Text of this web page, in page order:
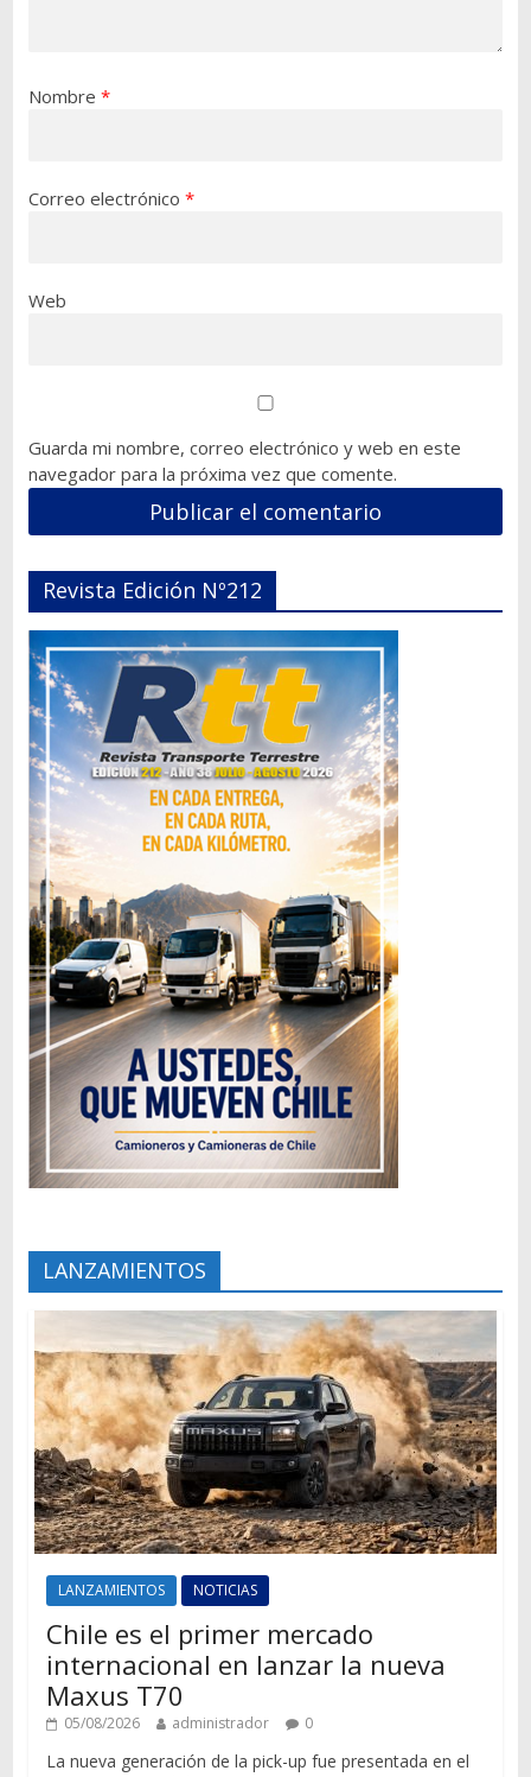
Nombre *
Correo electrónico *
Web
Guarda mi nombre, correo electrónico y web en este
navegador para la próxima vez que comente.
Revista Edición Nº212
LANZAMIENTOS
LANZAMIENTOS NOTICIAS
Chile es el primer mercado
internacional en lanzar la nueva
Maxus T70
05/08/2026 administrador 0
La nueva generación de la pick-up fue presentada en el